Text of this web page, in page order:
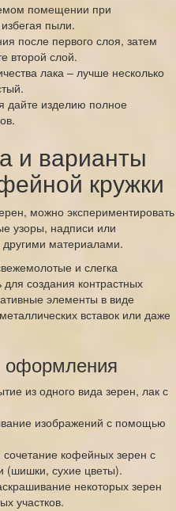
помещении при
пыли.
после первого слоя, затем
второй слой.
лака – лучше несколько
дайте изделию полное
и варианты
кружки
можно экспериментировать
узоры, надписи или
материалами.
и слегка
создания контрастных
элементы в виде
вставок или даже
оформления
из одного вида зерен, лак с
изображений с помощью
сочетание кофейных зерен с
(шишки, сухие цветы).
некоторых зерен
участков.